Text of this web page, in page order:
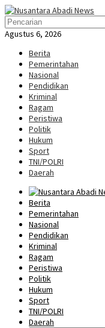
Loncat
ke
konten
Menu
Mobile
Agustus 6, 2026
Berita
Pemerintahan
Nasional
Pendidikan
Kriminal
Ragam
Peristiwa
Politik
Hukum
Sport
TNI/POLRI
Daerah
Berita
Pemerintahan
Nasional
Pendidikan
Kriminal
Ragam
Peristiwa
Politik
Hukum
Sport
TNI/POLRI
Daerah